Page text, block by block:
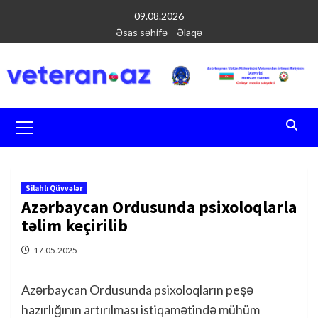
содержимому
09.08.2026
Əsas səhifə
Əlaqə
меню
Silahlı Qüvvələr
Azərbaycan Ordusunda psixoloqlarla
təlim keçirilib
17.05.2025
Azərbaycan Ordusunda psixoloqların peşə
hazırlığının artırılması istiqamətində mühüm